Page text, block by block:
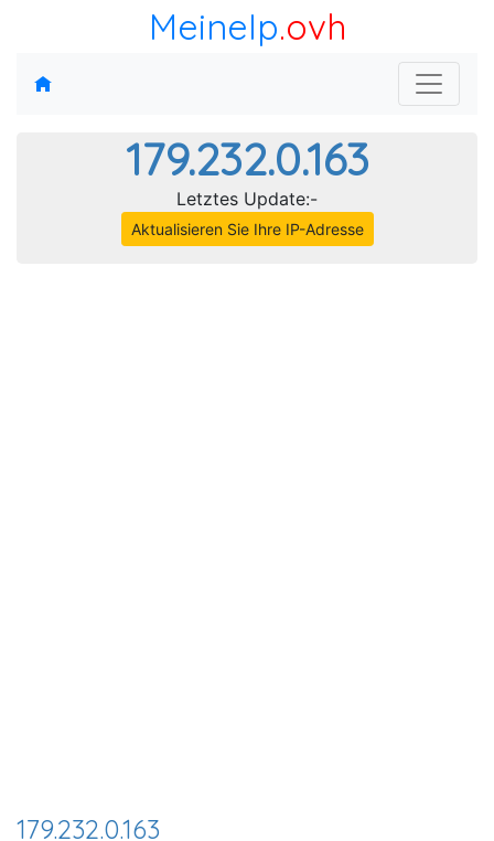
MeineIp.ovh
179.232.0.163
Letztes Update:-
Aktualisieren Sie Ihre IP-Adresse
179.232.0.163